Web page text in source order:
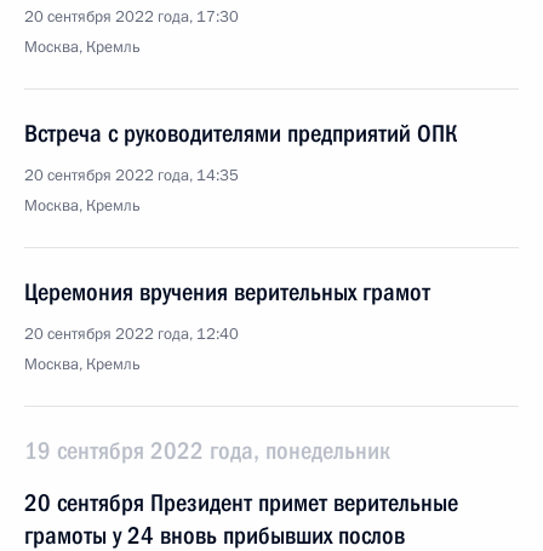
20 сентября 2022 года, 17:30
Москва, Кремль
Встреча с руководителями предприятий ОПК
20 сентября 2022 года, 14:35
Москва, Кремль
Церемония вручения верительных грамот
20 сентября 2022 года, 12:40
Москва, Кремль
19 сентября 2022 года, понедельник
20 сентября Президент примет верительные
грамоты у 24 вновь прибывших послов